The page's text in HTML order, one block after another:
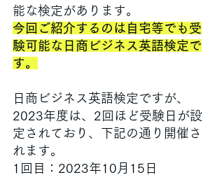
能な検定があります。
今回ご紹介するのは自宅等でも受
験可能な日商ビジネス英語検定で
す。
日商ビジネス英語検定ですが、
2023年度は、2回ほど受験日が設
定されており、下記の通り開催さ
れます。
1回目：2023年10月15日